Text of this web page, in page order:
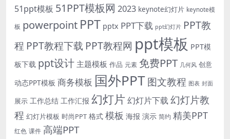
51ppt模板 51PPT模板网 2023 keynote幻灯片 keynote模
板 powerpoint PPT pptx PPT下载 ppt幻灯片 PPT教
程 PPT教程下载 PPT教程网 ppt模板 PPT模
板下载 ppt设计 主题模板 作品 元素 免费PPT 几何风 创意
动态PPT模板 商务模板 国外PPT图文教程 图表 封面
展示 工作总结 工作汇报 幻灯片 幻灯片下载 幻灯片教
程 幻灯片模板 时尚PPT 格式 模板 海报 演示 简约 精美PPT
红色 课件 高端PPT